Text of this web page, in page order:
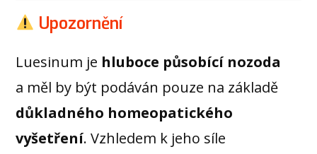
Upozornění
Luesinum je hluboce působící nozoda
a měl by být podáván pouze na základě
důkladného homeopatického
vyšetření. Vzhledem k jeho síle